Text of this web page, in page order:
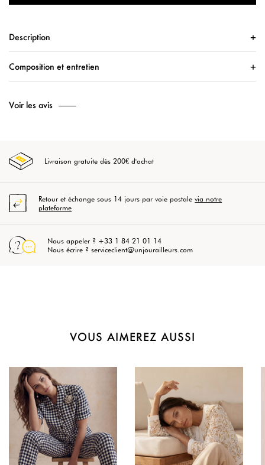
Description
Composition et entretien
Voir les avis
Livraison gratuite dès 200€ d'achat
Retour et échange sous 14 jours par voie postalevia notre
plateforme
Nous appeler ? +33 1 84 21 01 14
Nous écrire ? serviceclient@unjourailleurs.com
VOUS AIMEREZ AUSSI